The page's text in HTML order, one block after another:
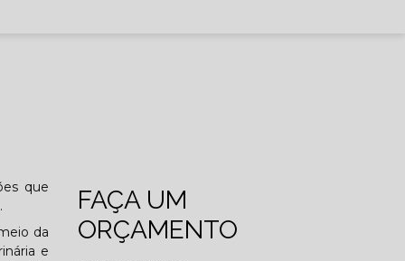
que
da
e
FAÇA UM
ORÇAMENTO